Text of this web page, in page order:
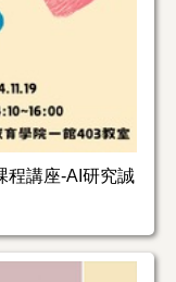
程講座-AI研究誠